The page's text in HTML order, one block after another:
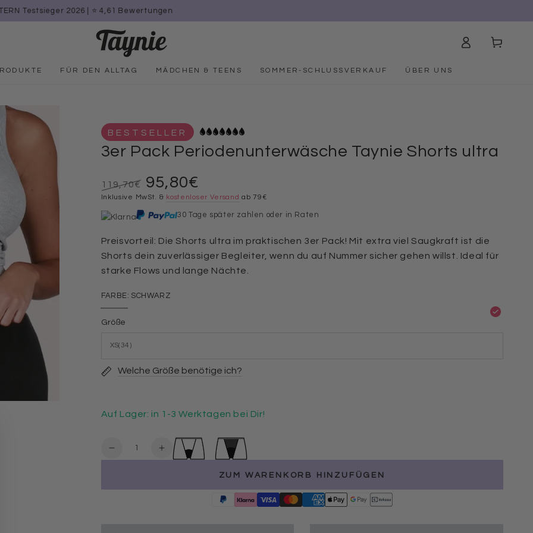
🌊 Beachwear Drop: Neue Styles sind da | Bis zu 50 % sparen!
FÜR DEN ALLTAG MÄDCHEN & TEENS SOMMER-SCHLUSSVERKAUF ÜBER UNS
EinloggenWarenkorb
BESTSELLER
3er Pack Periodenunterwäsche Taynie Shorts ultra
Regulärer
Preis
119,70€
Verkaufspreis
95,80€
Inklusive MwSt. & kostenloser Versand ab 79€
30 Tage später zahlen oder in Raten
Preisvorteil: Die Shorts ultra im praktischen 3er Pack! Mit extra viel Saugkraft ist die
Shorts dein zuverlässiger Begleiter, wenn du auf Nummer sicher gehen willst. Ideal für
starke Flows und lange Nächte.
FARBE: SCHWARZ
Schwarz
Variante
ausverkauft
verfügbar
Größe
Welche Größe benötige ich?
Auf Lager: in 1-3 Werktagen bei Dir!
Verringere
für
Erhöhe
für
ZUM WARENKORB HINZUFÜGEN